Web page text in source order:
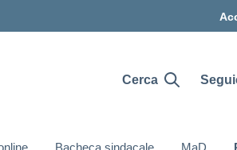
Cerca
Bacheca sindacale MaD